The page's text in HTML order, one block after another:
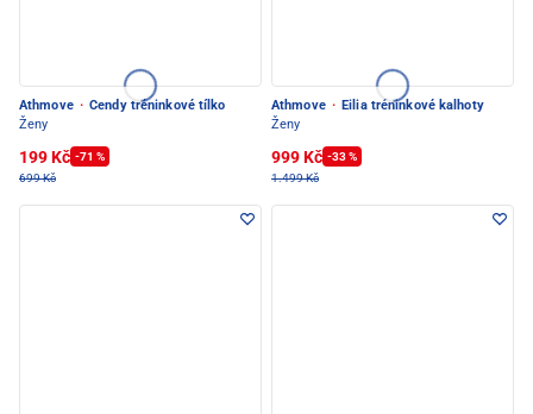
Athmove · Cendy tréninkové tílko
Ženy
199 Kč -71 %
699 Kč
Athmove · Eilia tréninkové kalhoty
Ženy
999 Kč -33 %
1.499 Kč